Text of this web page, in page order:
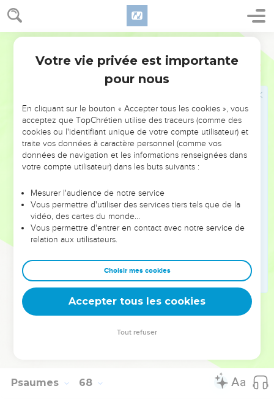
retiré sa bonté !
Psaumes 67
Seuls les Évangiles sont disponibles en vidéo pour le moment.
Hymne pour accueillir le Dieu victorieux
Au chef de chœur, avec instruments à cordes. Psaume,
chant.
Que Dieu nous fasse grâce et nous bénisse, qu’il fasse
briller son visage sur nous ! – Pause.
Ainsi l’on connaîtra ta voie sur la terre et ton salut parmi
toutes les nations.
Les peuples te louent, ô Dieu, tous les peuples te louent.
Les nations se réjouissent, elles sont dans l’allégresse, car
tu juges les peuples avec droiture et tu conduis les nations
sur la terre. – Pause.
Les peuples te louent, ô Dieu, tous les peuples te louent.
Psaumes 68
Votre vie privée est importante
pour nous
En cliquant sur le bouton « Accepter tous les cookies », vous
acceptez que TopChrétien utilise des traceurs (comme des
cookies ou l'identifiant unique de votre compte utilisateur) et
traite vos données à caractère personnel (comme vos
données de navigation et les informations renseignées dans
votre compte utilisateur) dans les buts suivants :
Mesurer l'audience de notre service
Vous permettre d'utiliser des services tiers tels que de la
vidéo, des cartes du monde…
Vous permettre d'entrer en contact avec notre service de
relation aux utilisateurs.
Choisir mes cookies
Accepter tous les cookies
Tout refuser